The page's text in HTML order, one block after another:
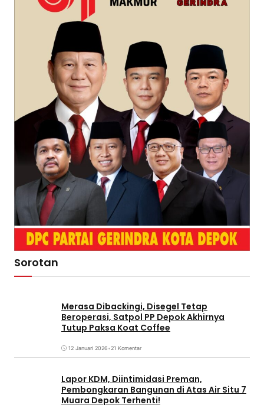
Sorotan
Merasa Dibackingi, Disegel Tetap
Beroperasi, Satpol PP Depok Akhirnya
Tutup Paksa Koat Coffee
12 Januari 2026•21 Komentar
Lapor KDM, Diintimidasi Preman,
Pembongkaran Bangunan di Atas Air Situ 7
Muara Depok Terhenti!